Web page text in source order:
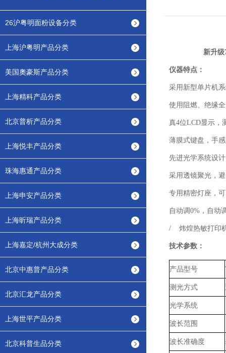
26沪粤明面粉设备分类
上海沪粤明产品分类
美国奧豪斯产品分类
上海精科产品分类
北京普析产品分类
上海悦丰产品分类
珠海惠通产品分类
上海申安产品分类
上海昕瑞产品分类
上海嘉定/杭州大成分类
北京中惠普产品分类
北京汇龙产品分类
上海世平产品分类
北京科普生品分类
新升
仪器特点：
采用新型单片机
使用阻燃、绝缘
真4位LCD显示，
薄膜式键盘，手
先进光学系统设
采用透镜聚光，
专用精密灯座，
自动调0%，自动
/ 炜煌热敏打印
技术参数：
产品型号
测光方式
光学系统
波长范围
波长准确度